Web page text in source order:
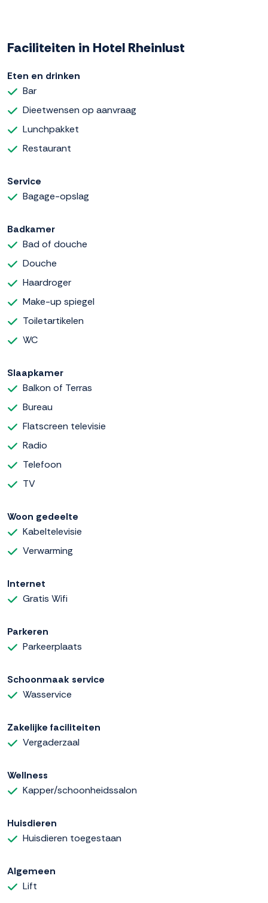
Faciliteiten in Hotel Rheinlust
Eten en drinken
Bar
Dieetwensen op aanvraag
Lunchpakket
Restaurant
Service
Bagage-opslag
Badkamer
Bad of douche
Douche
Haardroger
Make-up spiegel
Toiletartikelen
WC
Slaapkamer
Balkon of Terras
Bureau
Flatscreen televisie
Radio
Telefoon
TV
Woon gedeelte
Kabeltelevisie
Verwarming
Internet
Gratis Wifi
Parkeren
Parkeerplaats
Schoonmaak service
Wasservice
Zakelijke faciliteiten
Vergaderzaal
Wellness
Kapper/schoonheidssalon
Huisdieren
Huisdieren toegestaan
Algemeen
Lift